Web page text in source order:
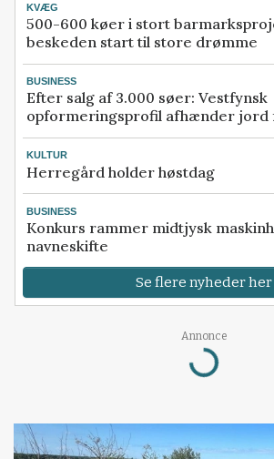
KVÆG
500-600 køer i stort
beskeden start til store drømme
BUSINESS
Efter salg af 3.000 søer: Vestfynsk
opformeringsprofil afhænder jord
KULTUR
Herregård holder høstdag
BUSINESS
Konkurs rammer midtjysk
navneskifte
Se flere nyheder her
Annonce
Loading...